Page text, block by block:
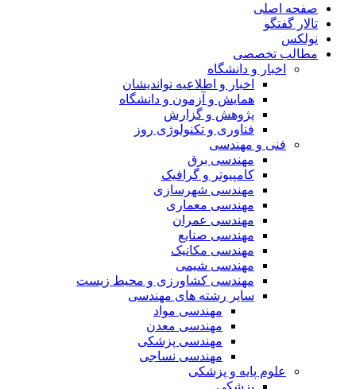
صفحه اصلی
تالار گفتگو
نولکس
مطالب تخصصی
اخبار و دانشگاه
اخبار و اطلاعیه نواندیشان
همایش و آزمون و دانشگاه
پژوهش و گزارش
فناوری و تکنولوژی روز
فنی و مهندسی
مهندسی برق
کامپیوتر و گرافیک
مهندسی شهرسازی
مهندسی معماری
مهندسی عمران
مهندسی صنایع
مهندسی مکانیک
مهندسی شیمی
مهندسی کشاورزی و محیط زیست
سایر رشته های مهندسی
مهندسی مواد
مهندسی معدن
مهندسی پزشکی
مهندسی نساجی
علوم پایه و پزشکی
پزشکی